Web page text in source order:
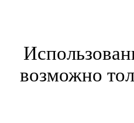
возможно